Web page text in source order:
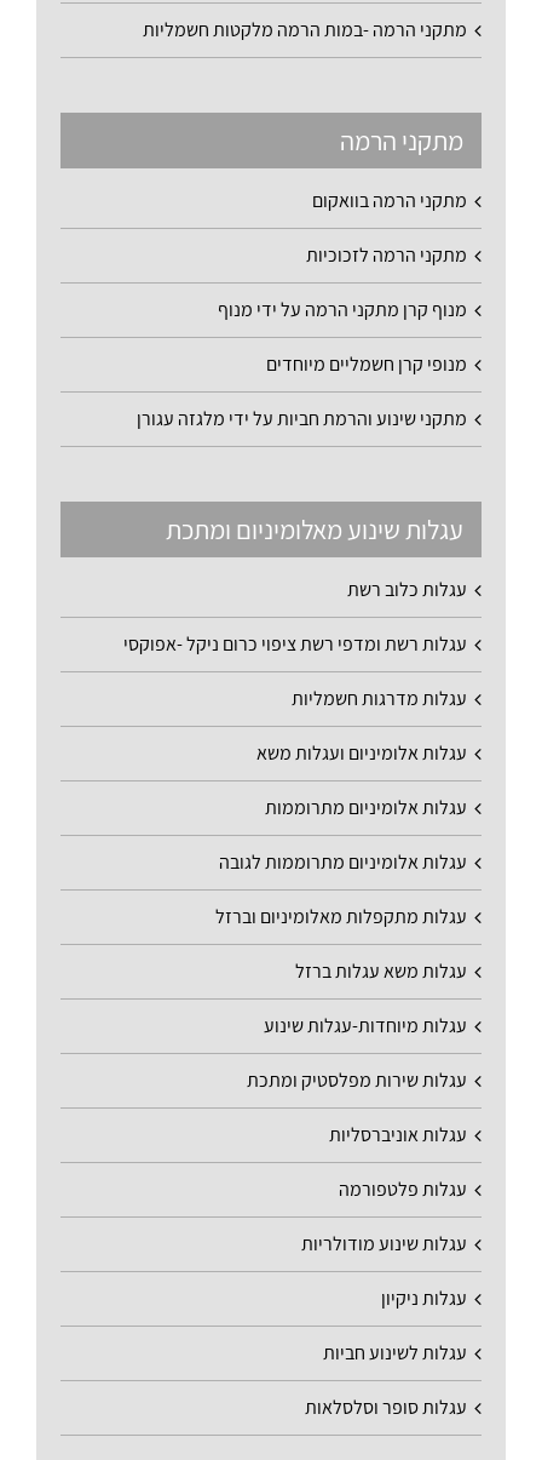
מתקני הרמה -במות הרמה מלקטות חשמליות
מתקני הרמה
מתקני הרמה בוואקום
מתקני הרמה לזכוכיות
מנוף קרן מתקני הרמה על ידי מנוף
מנופי קרן חשמליים מיוחדים
מתקני שינוע והרמת חביות על ידי מלגזה עגורן
עגלות שינוע מאלומיניום ומתכת
עגלות כלוב רשת
עגלות רשת ומדפי רשת ציפוי כרום ניקל -אפוקסי
עגלות מדרגות חשמליות
עגלות אלומיניום ועגלות משא
עגלות אלומיניום מתרוממות
עגלות אלומיניום מתרוממות לגובה
עגלות מתקפלות מאלומיניום וברזל
עגלות משא עגלות ברזל
עגלות מיוחדות-עגלות שינוע
עגלות שירות מפלסטיק ומתכת
עגלות אוניברסליות
עגלות פלטפורמה
עגלות שינוע מודולריות
עגלות ניקיון
עגלות לשינוע חביות
עגלות סופר וסלסלאות